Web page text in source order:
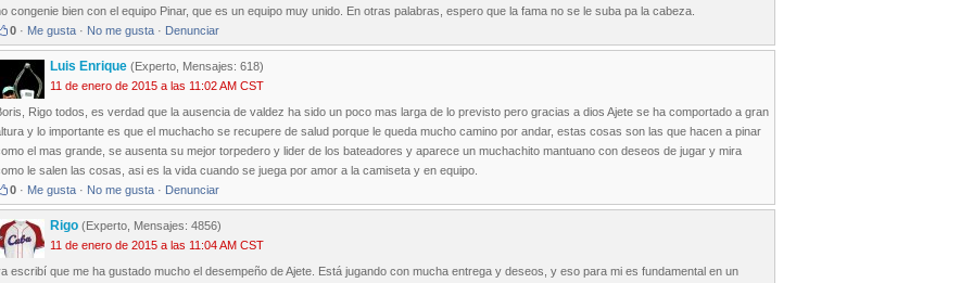
congenie bien con el equipo Pinar, que es un equipo muy unido. En otras palabras, espero que la fama no se le suba pa la cabeza.
0 · Me gusta · No me gusta · Denunciar
Luis Enrique (Experto, Mensajes: 618)
11 de enero de 2015 a las 11:02 AM CST
Rigo todos, es verdad que la ausencia de valdez ha sido un poco mas larga de lo previsto pero gracias a dios Ajete se ha comportado a gran
y lo importante es que el muchacho se recupere de salud porque le queda mucho camino por andar, estas cosas son las que hacen a pinar
el mas grande, se ausenta su mejor torpedero y lider de los bateadores y aparece un muchachito mantuano con deseos de jugar y mira
le salen las cosas, asi es la vida cuando se juega por amor a la camiseta y en equipo.
0 · Me gusta · No me gusta · Denunciar
Rigo (Experto, Mensajes: 4856)
11 de enero de 2015 a las 11:04 AM CST
escribí que me ha gustado mucho el desempeño de Ajete. Está jugando con mucha entrega y deseos, y eso para mi es fundamental en un